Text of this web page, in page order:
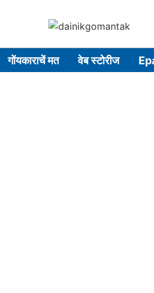
गोंयकाराचें मत वेब स्टोरीज